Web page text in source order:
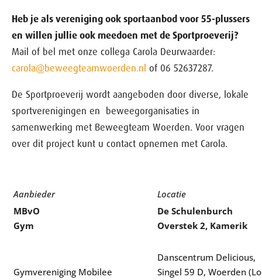
Heb je als vereniging ook sportaanbod voor 55-plussers
en willen jullie ook meedoen met de Sportproeverij?
Mail of bel met onze collega Carola Deurwaarder:
carola@beweegteamwoerden.nl of 06 52637287.
De Sportproeverij wordt aangeboden door diverse, lokale
sportverenigingen en beweegorganisaties in
samenwerking met Beweegteam Woerden. Voor vragen
over dit project kunt u contact opnemen met Carola.
Aanbieder
Locatie
MBvO
Gym
De Schulenburch
Overstek 2, Kamerik
Gymvereniging Mobilee
Danscentrum Delicious,
Singel 59 D, Woerden